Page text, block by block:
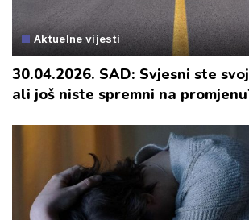
Aktuelne vijesti
30.04.2026. SAD: Svjesni ste
ali još niste spremni na